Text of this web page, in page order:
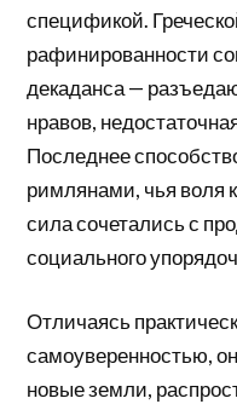
спецификой.
рафинированности
декаданса —
нравов,
Последнее
римлянами, чья воля
сила сочетались с
социального
Отличаясь
самоуверенностью,
новые земли,